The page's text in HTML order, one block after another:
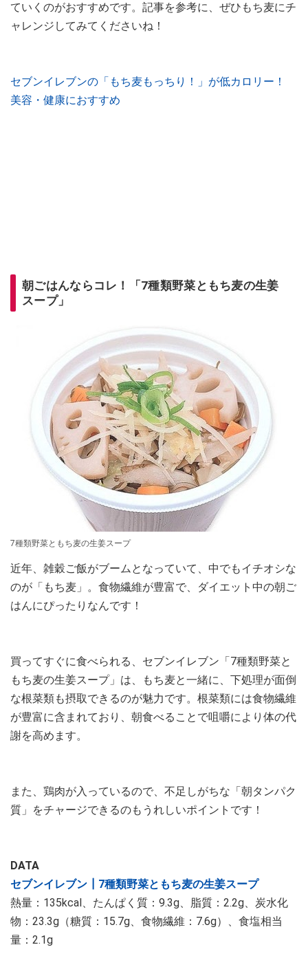
ていくのがおすすめです。記事を参考に、ぜひもち麦にチ
ャレンジしてみてくださいね！
セブンイレブンの「もち麦もっちり！」が低カロリー！
美容・健康におすすめ
朝ごはんならコレ！「7種類野菜ともち麦の生姜
スープ」
7種類野菜ともち麦の生姜スープ
近年、雑穀ご飯がブームとなっていて、中でもイチオシな
のが「もち麦」。食物繊維が豊富で、ダイエット中の朝ご
はんにぴったりなんです！
買ってすぐに食べられる、セブンイレブン「7種類野菜と
もち麦の生姜スープ」は、もち麦と一緒に、下処理が面倒
な根菜類も摂取できるのが魅力です。根菜類には食物繊維
が豊富に含まれており、朝食べることで咀嚼により体の代
謝を高めます。
また、鶏肉が入っているので、不足しがちな「朝タンパク
質」をチャージできるのもうれしいポイントです！
DATA
セブンイレブン┃7種類野菜ともち麦の生姜スープ
熱量：135kcal、たんぱく質：9.3g、脂質：2.2g、炭水化
物：23.3g（糖質：15.7g、食物繊維：7.6g）、食塩相当
量：2.1g